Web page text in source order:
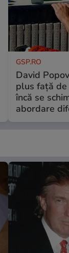
GSP.RO
David
plus față de
încă se
abordare